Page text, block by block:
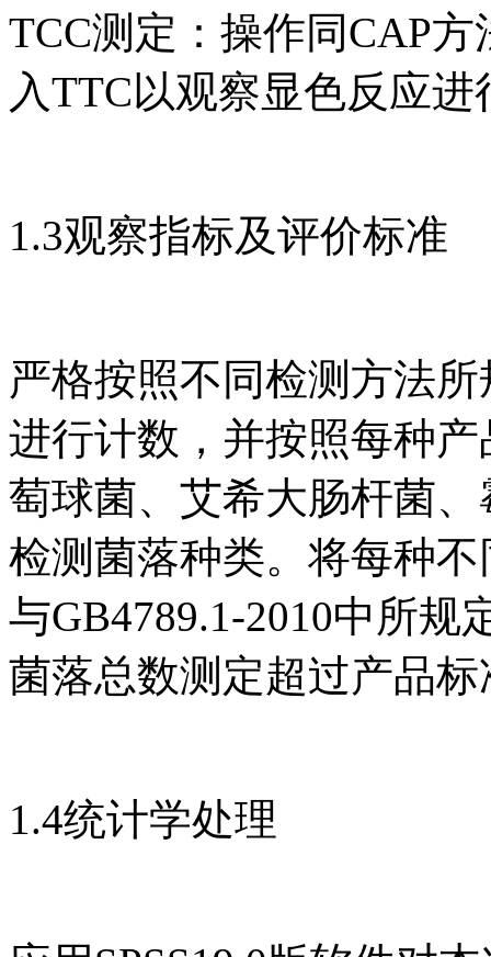
TCC测定：操作同CAP
入TTC以观察显色反应进
1.3观察指标及评价标准
严格按照不同检测方法
进行计数，并按照每种
萄球菌、艾希大肠杆菌
检测菌落种类。将每种
与GB4789.1-2010中所
菌落总数测定超过产品
1.4统计学处理